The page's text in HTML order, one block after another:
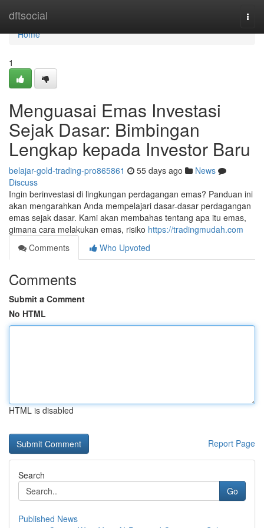
dftsocial
Home
Home
1
Menguasai Emas Investasi
Sejak Dasar: Bimbingan
Lengkap kepada Investor Baru
belajar-gold-trading-pro865861 55 days ago
News
Discuss
Ingin berinvestasi di lingkungan perdagangan emas? Panduan ini
akan mengarahkan Anda mempelajari dasar-dasar perdagangan
emas sejak dasar. Kami akan membahas tentang apa itu emas,
gimana cara melakukan emas, risiko https://tradingmudah.com
Comments
Who Upvoted
Comments
Submit a Comment
No HTML
HTML is disabled
Report Page
Search
Go
Published News